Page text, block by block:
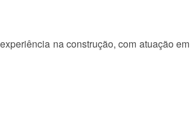
na construção, com atuação em